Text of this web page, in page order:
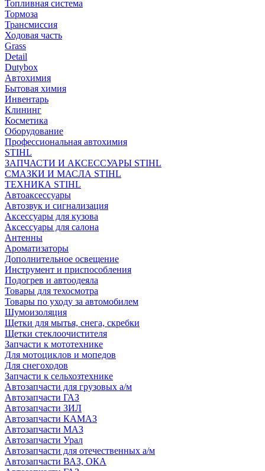
Топливная система
Тормоза
Трансмиссия
Ходовая часть
Grass
Detail
Dutybox
Автохимия
Бытовая химия
Инвентарь
Клининг
Косметика
Оборудование
Профессиональная автохимия
STIHL
ЗАПЧАСТИ И АКСЕССУАРЫ STIHL
СМАЗКИ И МАСЛА STIHL
ТЕХНИКА STIHL
Автоаксессуары
Автозвук и сигнализация
Аксессуары для кузова
Аксессуары для салона
Антенны
Ароматизаторы
Дополнительное освещение
Инструмент и приспособления
Подогрев и автоодеяла
Товары для техосмотра
Товары по уходу за автомобилем
Шумоизоляция
Щетки для мытья, снега, скребки
Щетки стеклоочистителя
Запчасти к мототехнике
Для мотоциклов и мопедов
Для снегоходов
Запчасти к сельхозтехнике
Автозапчасти для грузовых а/м
Автозапчасти ГАЗ
Автозапчасти ЗИЛ
Автозапчасти КАМАЗ
Автозапчасти МАЗ
Автозапчасти Урал
Автозапчасти для отечественных а/м
Автозапчасти ВАЗ, ОКА